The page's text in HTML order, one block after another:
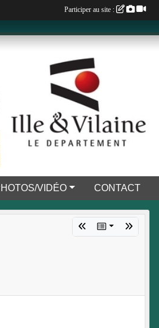
VIDÉO CONTACT
Participer au site :